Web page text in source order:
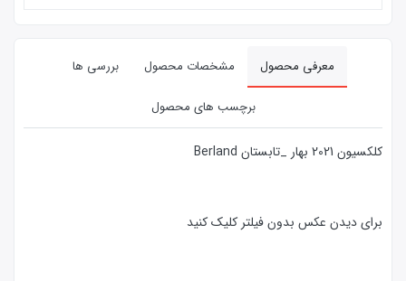
معرفی محصول مشخصات محصول بررسی ها
برچسب های محصول
کلکسیون 2021 بهار _تابستان Berland
برای دیدن عکس بدون فیلتر کلیک کنید